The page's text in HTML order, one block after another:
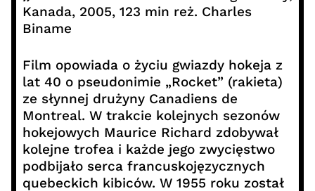
Kanada, 2005, 123 min reż. Charles
Biname
Film opowiada o życiu gwiazdy hokeja z
lat 40 o pseudonimie „Rocket” (rakieta)
ze słynnej drużyny Canadiens de
Montreal. W trakcie kolejnych sezonów
hokejowych Maurice Richard zdobywał
kolejne trofea i każde jego zwycięstwo
podbijało serca francuskojęzycznych
quebeckich kibiców. W 1955 roku został